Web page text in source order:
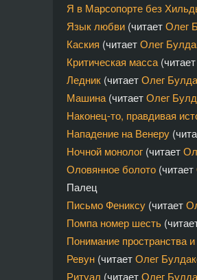
Я в Марсопорте без
Язык любви (читаетОлег
Каския (читаетОлег
Критическая масса (читает
Ледник (читаетОлег
Машина (читаетОлег
Наконец-то, правдивая
Нападение на Венеру
Ночной монолог (читает
Оловянное болото (читает
Палец
Письмо Фениксу (читает
Помпа номер шесть
Понимание пространства
Ревун (читаетОлег
Ритуал (читаетОлег